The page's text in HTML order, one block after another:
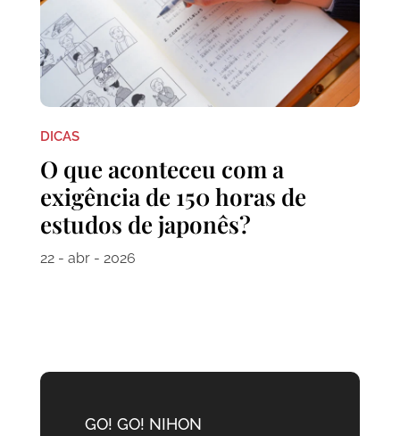
DICAS
O que aconteceu com a
exigência de 150 horas de
estudos de japonês?
22 - abr - 2026
GO! GO! NIHON